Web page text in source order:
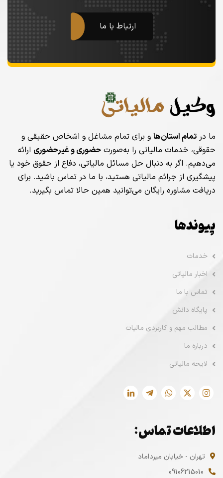
ارتباط با ما
ما در تمام استان‌ها و برای تمام مشاغل و اشخاص حقیقی و
حقوقی، خدمات مالیاتی را به‌صورت حضوری و غیرحضوری ارائه
می‌دهیم. اگر به دنبال حل مسائل مالیاتی، دفاع از حقوق خود یا
پیشگیری از جرائم مالیاتی هستید، با ما در تماس باشید. برای
دریافت مشاوره رایگان می‌توانید همین حالا تماس بگیرید.
پیوندها
خدمات
اخبار مالیاتی
تماس با ما
پایگاه دانش
مطالب مهم و کاربردی مالیات
درباره ما
لایحه مالیاتی
اطلاعات تماس:
تهران - خیابان میرداماد
09106215010